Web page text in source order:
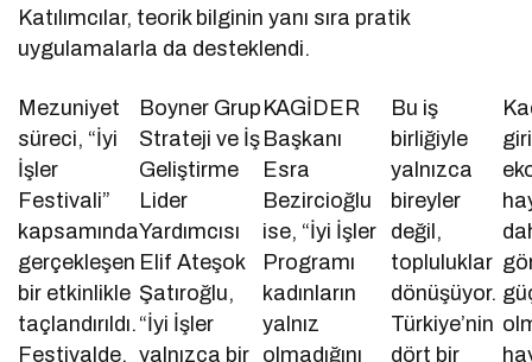
Katılımcılar, teorik bilginin yanı sıra pratik
uygulamalarla da desteklendi.
Mezuniyet
süreci, “İyi
İşler
Festivali”
kapsamında
gerçekleşen
bir etkinlikle
taçlandırıldı.
Festivalde,
Boyner Grup
Strateji ve İş
Geliştirme
Lider
Yardımcısı
Elif Ateşok
Şatıroğlu,
“İyi İşler
yalnızca bir
KAGİDER
Başkanı
Esra
Bezircioğlu
ise, “İyi İşler
Programı
kadınların
yalnız
olmadığını
Bu iş
birliğiyle
yalnızca
bireyler
değil,
topluluklar
dönüşüyor.
Türkiye’nin
dört bir